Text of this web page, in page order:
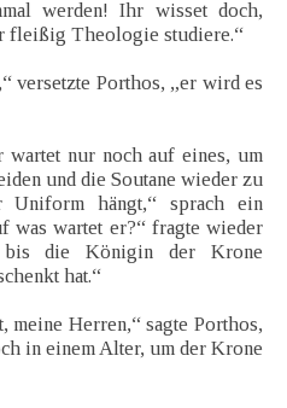
werden! Ihr wisset doch,
fleißig Theologie studiere.“
versetzte Porthos, „er wird es
wartet nur noch auf eines, um
und die Soutane wieder zu
Uniform hängt,“ sprach ein
was wartet er?“ fragte wieder
bis die Königin der Krone
hat.“
meine Herren,“ sagte Porthos,
in einem Alter, um der Krone